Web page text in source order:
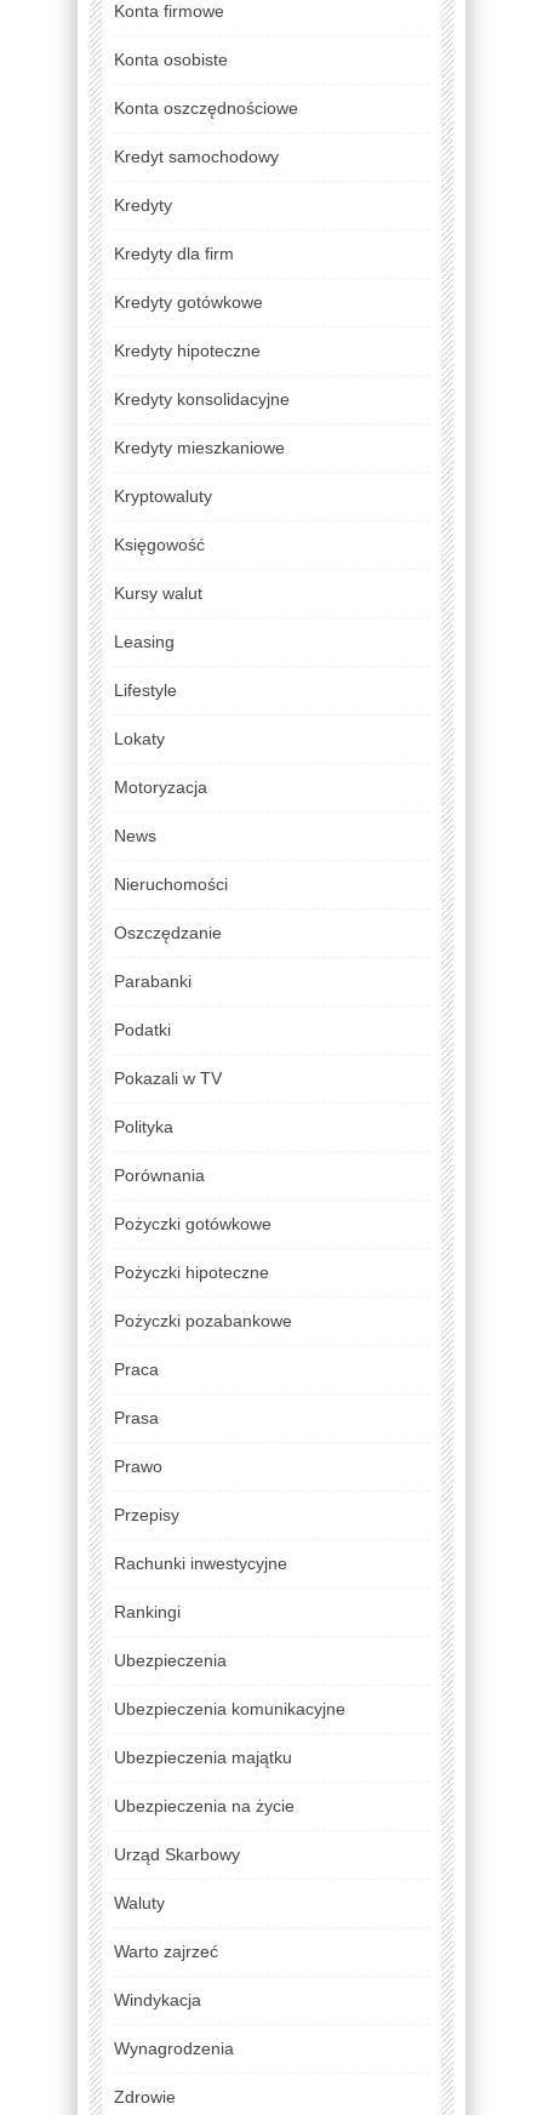
Konta firmowe
Konta osobiste
Konta oszczędnościowe
Kredyt samochodowy
Kredyty
Kredyty dla firm
Kredyty gotówkowe
Kredyty hipoteczne
Kredyty konsolidacyjne
Kredyty mieszkaniowe
Kryptowaluty
Księgowość
Kursy walut
Leasing
Lifestyle
Lokaty
Motoryzacja
News
Nieruchomości
Oszczędzanie
Parabanki
Podatki
Pokazali w TV
Polityka
Porównania
Pożyczki gotówkowe
Pożyczki hipoteczne
Pożyczki pozabankowe
Praca
Prasa
Prawo
Przepisy
Rachunki inwestycyjne
Rankingi
Ubezpieczenia
Ubezpieczenia komunikacyjne
Ubezpieczenia majątku
Ubezpieczenia na życie
Urząd Skarbowy
Waluty
Warto zajrzeć
Windykacja
Wynagrodzenia
Zdrowie